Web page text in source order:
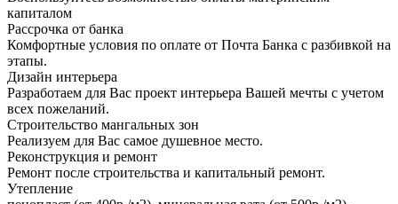
капиталом
Рассрочка от банка
Комфортные условия по оплате от Почта Банка с разбивкой на
этапы.
Дизайн интерьера
Разработаем для Вас проект интерьера Вашей мечты с учетом
всех пожеланий.
Строительство мангальных зон
Реализуем для Вас самое душевное место.
Реконструкция и ремонт
Ремонт после строительства и капитальный ремонт.
Утепление